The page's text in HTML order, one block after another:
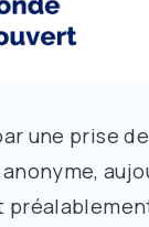
une prise